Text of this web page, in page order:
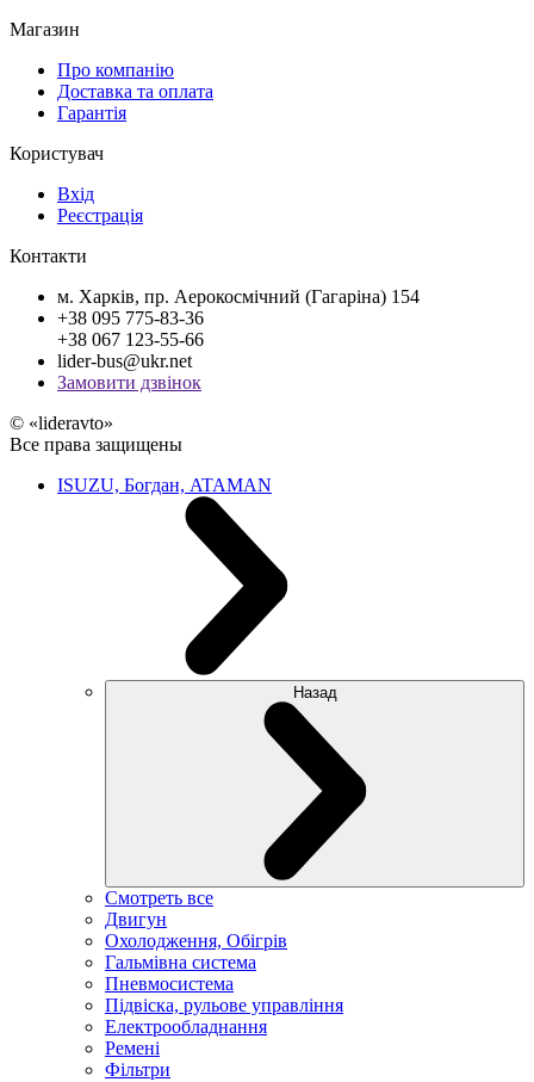
Магазин
Про компанію
Доставка та оплата
Гарантія
Користувач
Вхід
Реєстрація
Контакти
м. Харків, пр. Аерокосмічний (Гагаріна) 154
+38 095 775-83-36
+38 067 123-55-66
lider-bus@ukr.net
Замовити дзвінок
© «lideravto»
Все права защищены
ISUZU, Богдан, ATAMAN
Назад
Смотреть все
Двигун
Охолодження, Обігрів
Гальмівна система
Пневмосистема
Підвіска, рульове управління
Електрообладнання
Ремені
Фільтри